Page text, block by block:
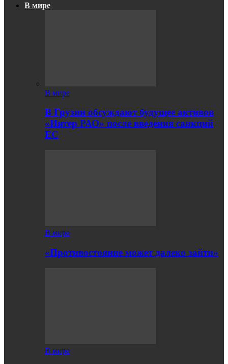
В мире
В мире
В Грузии обсуждают будущее активов
«Интер РАО» после введения санкций
ЕС
В мире
«Противостояние может далеко зайти»
В мире